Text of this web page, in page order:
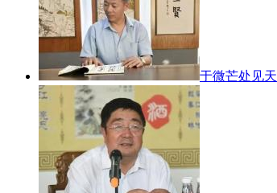
于微芒处见天